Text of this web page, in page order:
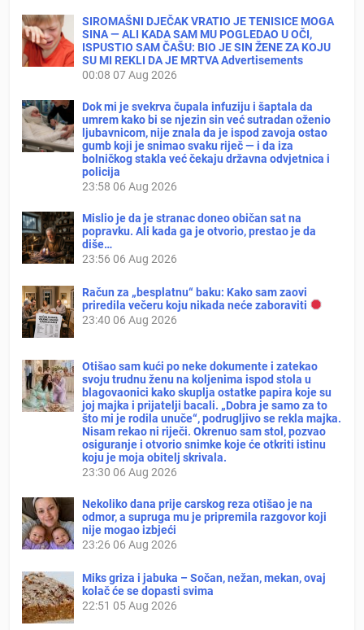
SIROMAŠNI DJEČAK VRATIO JE TENISICE MOGA
SINA — ALI KADA SAM MU POGLEDAO U OČI,
ISPUSTIO SAM ČAŠU: BIO JE SIN ŽENE ZA KOJU
SU MI REKLI DA JE MRTVA Advertisements
00:08 07 Aug 2026
Dok mi je svekrva čupala infuziju i šaptala da
umrem kako bi se njezin sin već sutradan oženio
ljubavnicom, nije znala da je ispod zavoja ostao
gumb koji je snimao svaku riječ — i da iza
bolničkog stakla već čekaju državna odvjetnica i
policija
23:58 06 Aug 2026
Mislio je da je stranac doneo običan sat na
popravku. Ali kada ga je otvorio, prestao je da
diše…
23:56 06 Aug 2026
Račun za „besplatnu“ baku: Kako sam zaovi
priredila večeru koju nikada neće zaboraviti
23:40 06 Aug 2026
Otišao sam kući po neke dokumente i zatekao
svoju trudnu ženu na koljenima ispod stola u
blagovaonici kako skuplja ostatke papira koje su
joj majka i prijatelji bacali. „Dobra je samo za to
što mi je rodila unuče“, podrugljivo se rekla majka.
Nisam rekao ni riječi. Okrenuo sam stol, pozvao
osiguranje i otvorio snimke koje će otkriti istinu
koju je moja obitelj skrivala.
23:30 06 Aug 2026
Nekoliko dana prije carskog reza otišao je na
odmor, a supruga mu je pripremila razgovor koji
nije mogao izbjeći
23:26 06 Aug 2026
Miks griza i jabuka – Sočan, nežan, mekan, ovaj
kolač će se dopasti svima
22:51 05 Aug 2026